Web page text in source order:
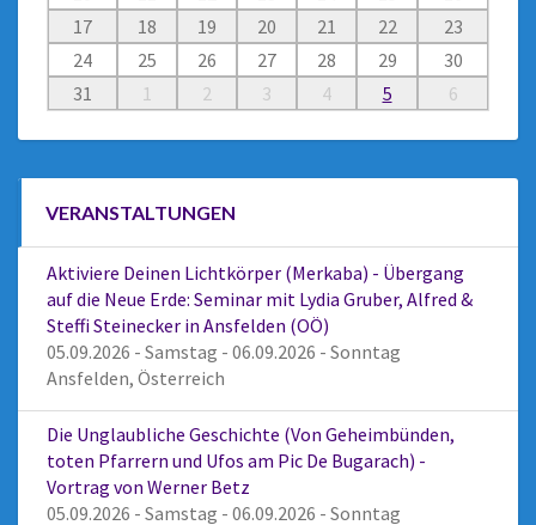
17
18 19 20 21 22
23
24
25 26 27 28 29
30
31
1 2 3 4 5 6
VERANSTALTUNGEN
Aktiviere Deinen Lichtkörper (Merkaba) - Übergang
auf die Neue Erde: Seminar mit Lydia Gruber, Alfred &
Steffi Steinecker in Ansfelden (OÖ)
05.09.2026 - Samstag - 06.09.2026 - Sonntag
Ansfelden, Österreich
Die Unglaubliche Geschichte (Von Geheimbünden,
toten Pfarrern und Ufos am Pic De Bugarach) -
Vortrag von Werner Betz
05.09.2026 - Samstag - 06.09.2026 - Sonntag